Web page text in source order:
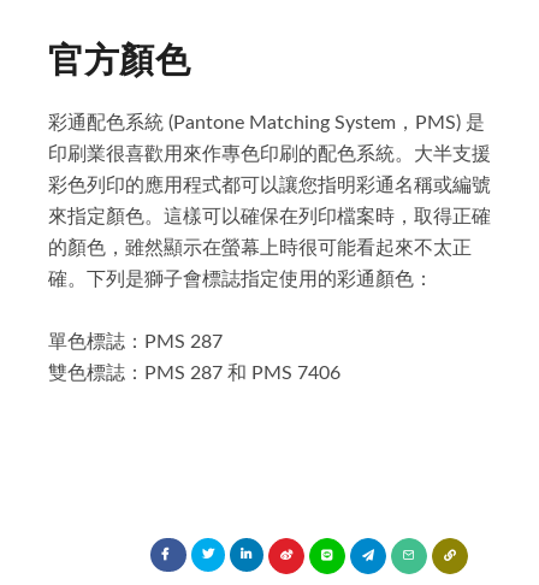
官方顏色
彩通配色系統 (Pantone Matching System，PMS) 是
印刷業很喜歡用來作專色印刷的配色系統。大半支援
彩色列印的應用程式都可以讓您指明彩通名稱或編號
來指定顏色。這樣可以確保在列印檔案時，取得正確
的顏色，雖然顯示在螢幕上時很可能看起來不太正
確。下列是獅子會標誌指定使用的彩通顏色：
單色標誌：PMS 287
雙色標誌：PMS 287 和 PMS 7406